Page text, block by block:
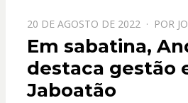
PPOSTADO
EM
20 DE AGOSTO DE 2022 POR
Em sabatina,
destaca gestão
Jaboatão